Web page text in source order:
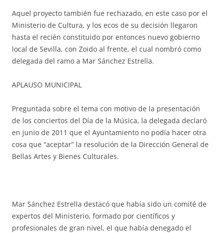
Aquel proyecto también fue rechazado, en este caso por el
Ministerio de Cultura, y los ecos de su decisión llegaron
hasta el recién constituido por entonces nuevo gobierno
local de Sevilla, con Zoido al frente, el cual nombró como
delegada del ramo a Mar Sánchez Estrella.
APLAUSO MUNICIPAL
Preguntada sobre el tema con motivo de la presentación
de los conciertos del Día de la Música, la delegada declaró
en junio de 2011 que el Ayuntamiento no podía hacer otra
cosa que “aceptar” la resolución de la Dirección General de
Bellas Artes y Bienes Culturales.
Mar Sánchez Estrella destacó que había sido un comité de
expertos del Ministerio, formado por científicos y
profesionales de gran nivel, el que había denegado el